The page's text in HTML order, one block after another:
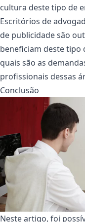
cultura deste tipo de
Escritórios de
de publicidade são
beneficiam deste tipo
quais são as
profissionais dessas
Conclusão
Neste artigo, foi